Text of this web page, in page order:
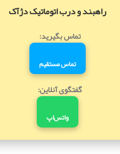
راهبند و درب اتوماتیک دژآک
تماس بگیرید:
تماس مستقیم
گفتگوی آنلاین:
واتس‌اپ